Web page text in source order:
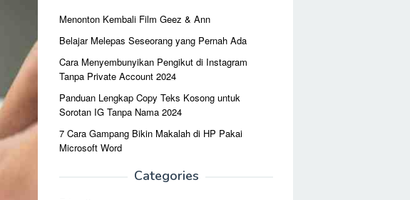
Menonton Kembali Film Geez & Ann
Belajar Melepas Seseorang yang Pernah Ada
Cara Menyembunyikan Pengikut di Instagram
Tanpa Private Account 2024
Panduan Lengkap Copy Teks Kosong untuk
Sorotan IG Tanpa Nama 2024
7 Cara Gampang Bikin Makalah di HP Pakai
Microsoft Word
Categories